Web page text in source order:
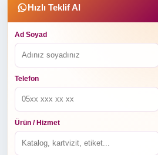
Hızlı Teklif Al
Ad Soyad
Telefon
Ürün / Hizmet